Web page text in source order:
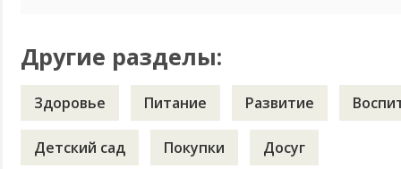
Другие разделы:
Здоровье Питание Развитие
Детский сад Покупки Досуг